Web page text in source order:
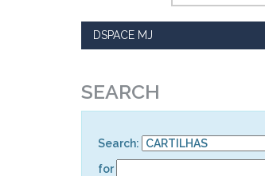
DSPACE MJ
SEARCH
Search:
for